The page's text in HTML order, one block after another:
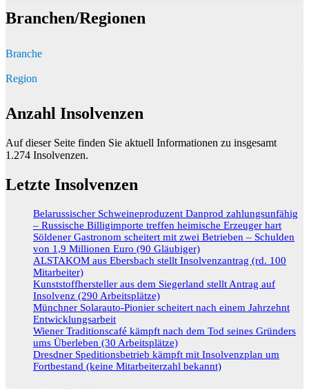
Branchen/Regionen
Branche
Region
Anzahl Insolvenzen
Auf dieser Seite finden Sie aktuell Informationen zu insgesamt
1.274 Insolvenzen.
Letzte Insolvenzen
Belarussischer Schweineproduzent Danprod zahlungsunfähig
– Russische Billigimporte treffen heimische Erzeuger hart
Söldener Gastronom scheitert mit zwei Betrieben – Schulden
von 1,9 Millionen Euro (90 Gläubiger)
ALSTAKOM aus Ebersbach stellt Insolvenzantrag (rd. 100
Mitarbeiter)
Kunststoffhersteller aus dem Siegerland stellt Antrag auf
Insolvenz (290 Arbeitsplätze)
Münchner Solarauto-Pionier scheitert nach einem Jahrzehnt
Entwicklungsarbeit
Wiener Traditionscafé kämpft nach dem Tod seines Gründers
ums Überleben (30 Arbeitsplätze)
Dresdner Speditionsbetrieb kämpft mit Insolvenzplan um
Fortbestand (keine Mitarbeiterzahl bekannt)